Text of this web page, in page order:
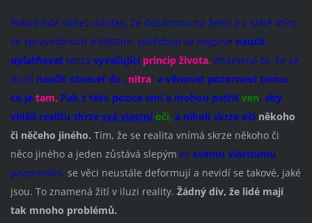
Pokud lidé vůbec doufají, že dosáhnou na Zemi a v sobě míru
se spravedlností a štěstím, potřebují se nejprve naučit
uplatňovattento vyvažující princip života. Znamená to, že se
musí naučit obracet do „nitra“ a věnovat pozornost tomu,
co je tam. Pak z této pozice smí a mohou patřit ven, aby
viděli realitu skrze své vlastníoči, a nikoli skrze očiněkoho
či něčeho jiného. Tím, že se realita vnímá skrze někoho či
něco jiného a jeden zůstává slepým ke svému vlastnímu
pozorování, se věci neustále deformují a nevidí se takové, jaké
jsou. To znamená žití v iluzi reality. Žádný div, že lidé mají
tak mnoho problémů.